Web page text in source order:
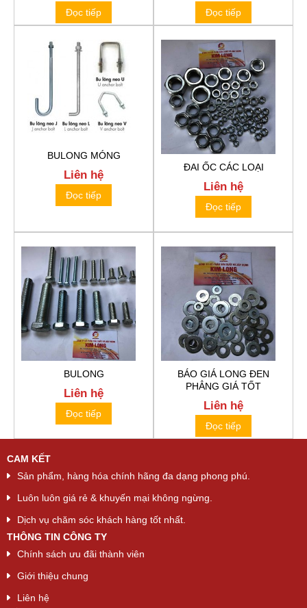
Đọc tiếp Đọc tiếp
BULONG MÓNG
Liên hệ
Đọc tiếp
ĐAI ỐC CÁC LOẠI
Liên hệ
Đọc tiếp
BULONG
Liên hệ
Đọc tiếp
BÁO GIÁ LONG ĐEN
PHẲNG GIÁ TỐT
Liên hệ
Đọc tiếp
CAM KẾT
Sản phẩm, hàng hóa chính hãng đa dạng phong phú.
Luôn luôn giá rẻ & khuyến mại không ngừng.
Dịch vụ chăm sóc khách hàng tốt nhất.
THÔNG TIN CÔNG TY
Chính sách ưu đãi thành viên
Giới thiệu chung
Liên hệ